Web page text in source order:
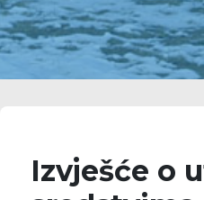
​Izvješće o